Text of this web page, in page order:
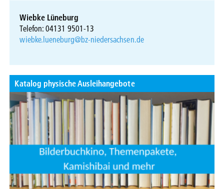
Wiebke Lüneburg
Telefon: 04131 9501-13
wiebke.lueneburg@bz-niedersachsen.de
Katalog physische Ausleihangebote